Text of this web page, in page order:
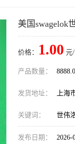
美国swagelok
价格： 1.00 元
产品数量：
发货地址： 上海
关键词： 世伟
发布日期： 2026-